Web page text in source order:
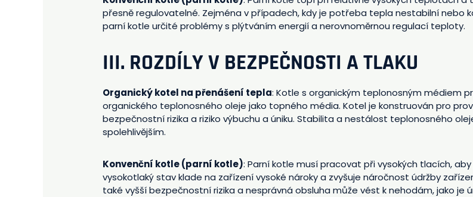
přesně regulovatelné. Zejména v případech, kdy je potřeba tepla nestabilní nebo
parní kotle určité problémy s plýtváním energií a nerovnoměrnou regulací teploty.
III. ROZDÍLY V BEZPEČNOSTI A TLAKU
Organický kotel na přenášení tepla: Kotle s organickým teplonosným médiem
organického teplonosného oleje jako topného média. Kotel je konstruován pro
bezpečnostní rizika a riziko výbuchu a úniku. Stabilita a nestálost teplonosného
spolehlivějším.
Konvenční kotle (parní kotle): Parní kotle musí pracovat při vysokých tlacích,
vysokotlaký stav klade na zařízení vysoké nároky a zvyšuje náročnost údržby
také vyšší bezpečnostní rizika a nesprávná obsluha může vést k nehodám, jako je